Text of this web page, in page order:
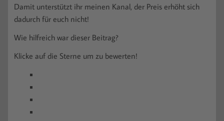
Damit unterstützt ihr meinen Kanal, der Preis erhöht sich
dadurch für euch nicht!
Wie hilfreich war dieser Beitrag?
Klicke auf die Sterne um zu bewerten!